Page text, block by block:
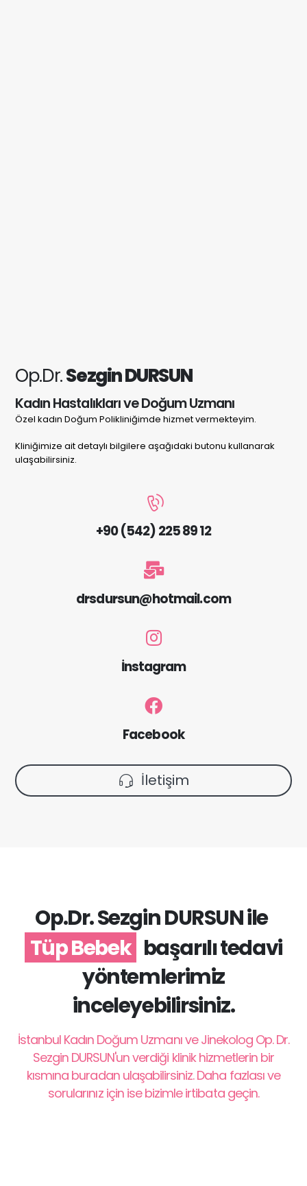
Op.Dr.Sezgin DURSUN
Kadın Hastalıkları ve Doğum Uzmanı
Özel kadın Doğum Polikliniğimde hizmet vermekteyim.
Kliniğimize ait detaylı bilgilere aşağıdaki butonu kullanarak
ulaşabilirsiniz.
+90 (542) 225 89 12
drsdursun@hotmail.com
İnstagram
Facebook
İletişim
Op.Dr. Sezgin DURSUN ile
Tüp Bebek başarılı tedavi
yöntemlerimiz
inceleyebilirsiniz.
İstanbul Kadın Doğum Uzmanı ve Jinekolog Op. Dr.
Sezgin DURSUN'un verdiği klinik hizmetlerin bir
kısmına buradan ulaşabilirsiniz. Daha fazlası ve
sorularınız için ise bizimle irtibata geçin.